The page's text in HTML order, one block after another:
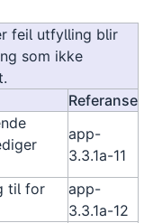
feil utfylling blir
som ikke
Referanse
app-
3.3.1a-11
til for
app-
3.3.1a-12